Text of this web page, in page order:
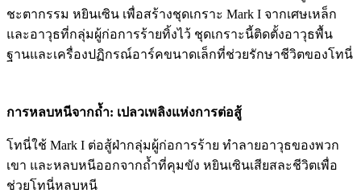
ชะตากรรม หยินเซิน เพื่อสร้างชุดเกราะ Mark I จากเศษเหล็ก
และอาวุธที่กลุ่มผู้ก่อการร้ายทิ้งไว้ ชุดเกราะนี้ติดตั้งอาวุธพื้น
ฐานและเครื่องปฏิกรณ์อาร์คขนาดเล็กที่ช่วยรักษาชีวิตของโทนี่
การหลบหนีจากถ้ำ: เปลวเพลิงแห่งการต่อสู้
โทนี่ใช้ Mark I ต่อสู้ฝ่ากลุ่มผู้ก่อการร้าย ทำลายอาวุธของพวก
เขา และหลบหนีออกจากถ้ำที่คุมขัง หยินเซินเสียสละชีวิตเพื่อ
ช่วยโทนี่หลบหนี